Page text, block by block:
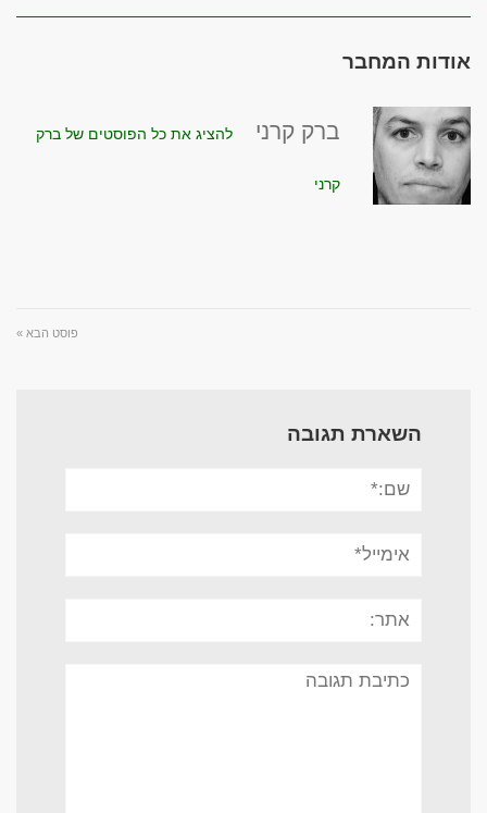
אודות המחבר
ברק קרני להציג את כל הפוסטים של ברק
קרני
פוסט הבא »
השארת תגובה
אימייל*
תגובה